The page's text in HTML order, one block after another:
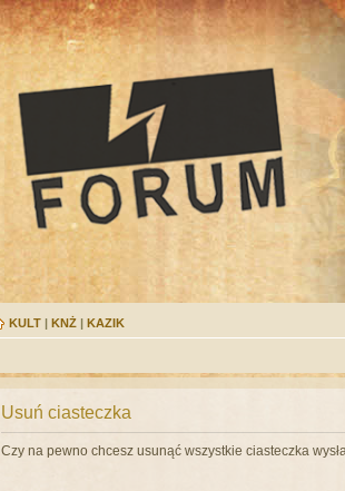
KULT | KNŻ | KAZIK
Usuń ciasteczka
Czy na pewno chcesz usunąć wszystkie ciasteczka